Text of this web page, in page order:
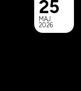
25
MAJ.
2026